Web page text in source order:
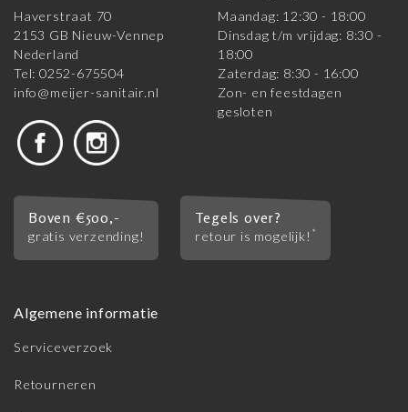
Haverstraat 70
2153 GB Nieuw-Vennep
Nederland
Tel: 0252-675504
info@meijer-sanitair.nl
Maandag: 12:30 - 18:00
Dinsdag t/m vrijdag: 8:30 -
18:00
Zaterdag: 8:30 - 16:00
Zon- en feestdagen
gesloten
Boven €500,-
gratis verzending!
Tegels over?
retour is mogelijk! *
Algemene informatie
Serviceverzoek
Retourneren